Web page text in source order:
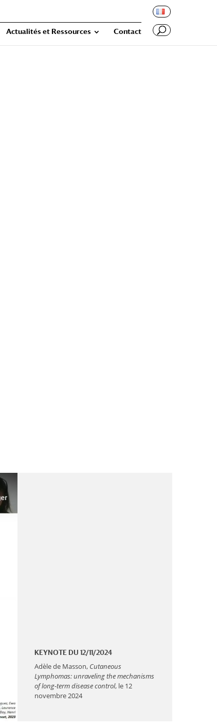
Actualités et Ressources Contact
KEYNOTE DU 12/11/2024
Adèle de Masson, Cutaneous
Lymphomas: unraveling the mechanisms
of long-term disease control, le 12
novembre 2024